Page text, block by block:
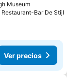
Museum
Bar De Stijl
Ver precios